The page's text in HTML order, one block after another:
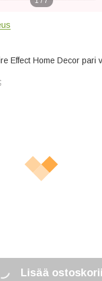
Effect Home Decor pari
Lisää